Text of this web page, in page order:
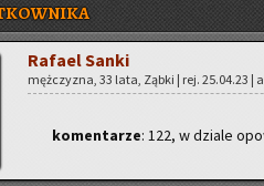
Ra­fa­el Sanki
męż­czy­zna, 33 lata, Ząbki | rej. 25.04.23 |
ko­men­ta­rze: 122, w dzia­le